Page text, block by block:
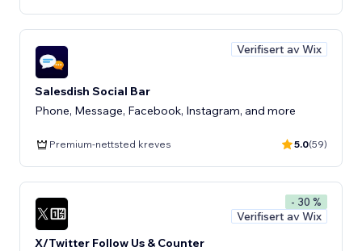
Verifisert av Wix
Salesdish Social Bar
Phone, Message, Facebook, Instagram, and more
Premium-nettsted kreves 5.0(59)
- 30 %
Verifisert av Wix
X/Twitter Follow Us & Counter